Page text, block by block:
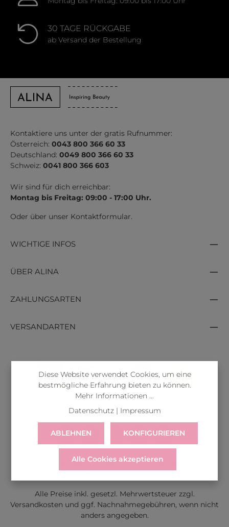
30 TAGE RÜCKGABE
ab Versand der Bestellung
Kontaktiere uns unter der gratis Rufnummer:
Österreich: 0043 800 366 60 33
Deutschland: 0049 800 366 60 33
Schweiz: 0041 800 366 603
Wir sind für dich erreichbar:
Montag bis Freitag: 09:00 - 17:00 Uhr.
Oder über unser Kontaktformular.
WICHTIGE INFOS
ÜBER ALINA
ZAHLUNGSARTEN
VERSANDARTEN
LIEFERUNGWIDERRUFSERVICE & HILFE
Alle Preise inkl. gesetzl. Mehrwertsteuer zzgl.
Versandkosten und ggf. Nachnahmegebühren, wenn nicht
anders angegeben.
Diese Website verwendet Cookies, um eine
bestmögliche Erfahrung bieten zu können.
Mehr Informationen ...
Datenschutz| Impressum
ABLEHNEN KONFIGURIEREN
Alle Cookies akzeptieren